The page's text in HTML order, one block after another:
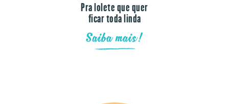
ficar toda linda
Saiba mais!